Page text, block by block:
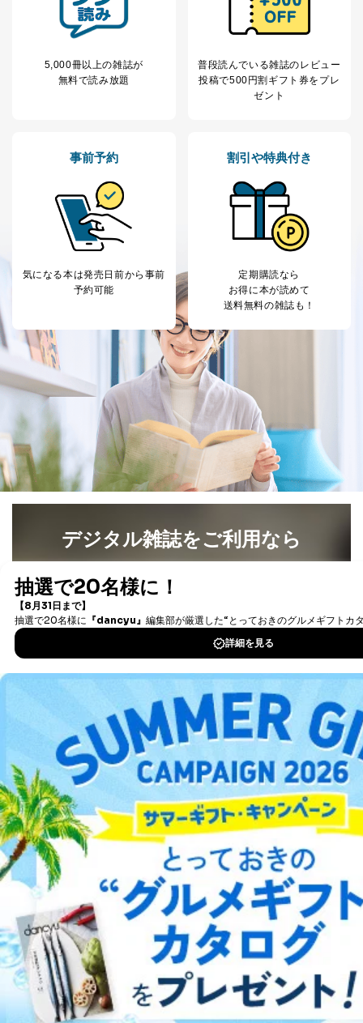
5,000冊以上の雑誌が
無料で読み放題
普段読んでいる雑誌のレビュー
投稿で500円割ギフト券をプレ
ゼント
事前予約
気になる本は発売日前から事前
予約可能
割引や特典付き
定期購読なら
お得に本が読めて
送料無料の雑誌も！
デジタル雑誌をご利用なら
書籍）が無料で読み放題！
DOWNLOAD FOR IOS
DOWNLOAD FOR ANDROID
ご利用方法はこちら
総合案内
アフィリエイト 採用情報
プレスリリース お問い合わせ
利用規約プライバシーポリシー 特定商取引法に基づく表示
出版社の皆様へ
投資家の皆様へサイトマップ